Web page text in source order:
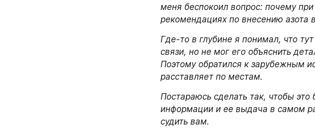
меня беспокоил вопрос: почему
рекомендациях по внесению азота
Где-то в глубине я понимал, что
связи, но не мог его объяснить
Поэтому обратился к зарубежным
расставляет по местам.
Постараюсь сделать так, чтобы
информации и ее выдача в самом
судить вам.